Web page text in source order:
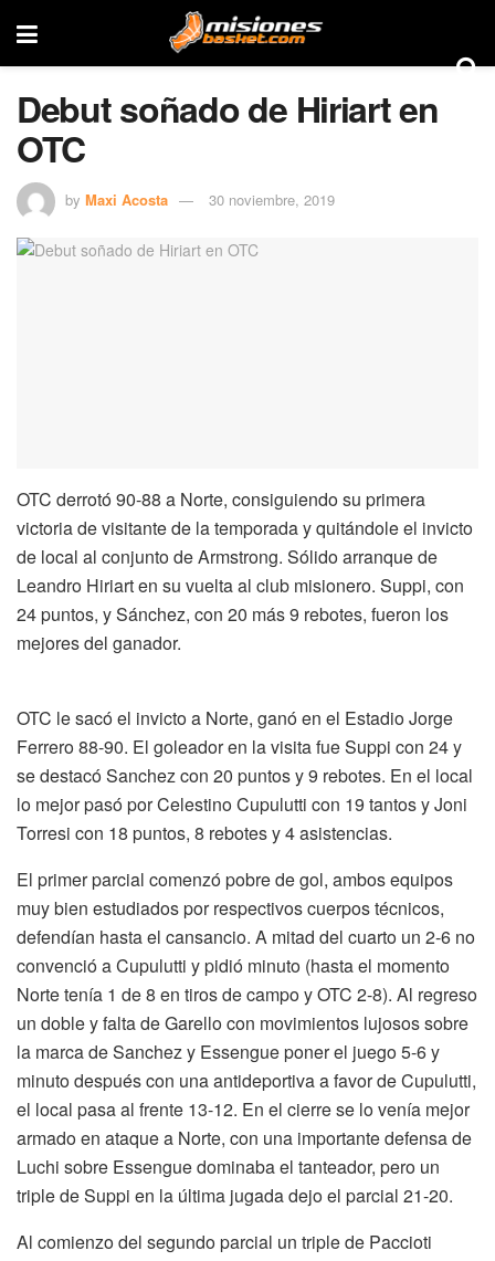
Debut soñado de Hiriart en
OTC
by Maxi Acosta 30 noviembre, 2019
OTC derrotó 90-88 a Norte, consiguiendo su primera
victoria de visitante de la temporada y quitándole el invicto
de local al conjunto de Armstrong. Sólido arranque de
Leandro Hiriart en su vuelta al club misionero. Suppi, con
24 puntos, y Sánchez, con 20 más 9 rebotes, fueron los
mejores del ganador.
OTC le sacó el invicto a Norte, ganó en el Estadio Jorge
Ferrero 88-90. El goleador en la visita fue Suppi con 24 y
se destacó Sanchez con 20 puntos y 9 rebotes. En el local
lo mejor pasó por Celestino Cupulutti con 19 tantos y Joni
Torresi con 18 puntos, 8 rebotes y 4 asistencias.
El primer parcial comenzó pobre de gol, ambos equipos
muy bien estudiados por respectivos cuerpos técnicos,
defendían hasta el cansancio. A mitad del cuarto un 2-6 no
convenció a Cupulutti y pidió minuto (hasta el momento
Norte tenía 1 de 8 en tiros de campo y OTC 2-8). Al regreso
un doble y falta de Garello con movimientos lujosos sobre
la marca de Sanchez y Essengue poner el juego 5-6 y
minuto después con una antideportiva a favor de Cupulutti,
el local pasa al frente 13-12. En el cierre se lo venía mejor
armado en ataque a Norte, con una importante defensa de
Luchi sobre Essengue dominaba el tanteador, pero un
triple de Suppi en la última jugada dejo el parcial 21-20.
Al comienzo del segundo parcial un triple de Paccioti